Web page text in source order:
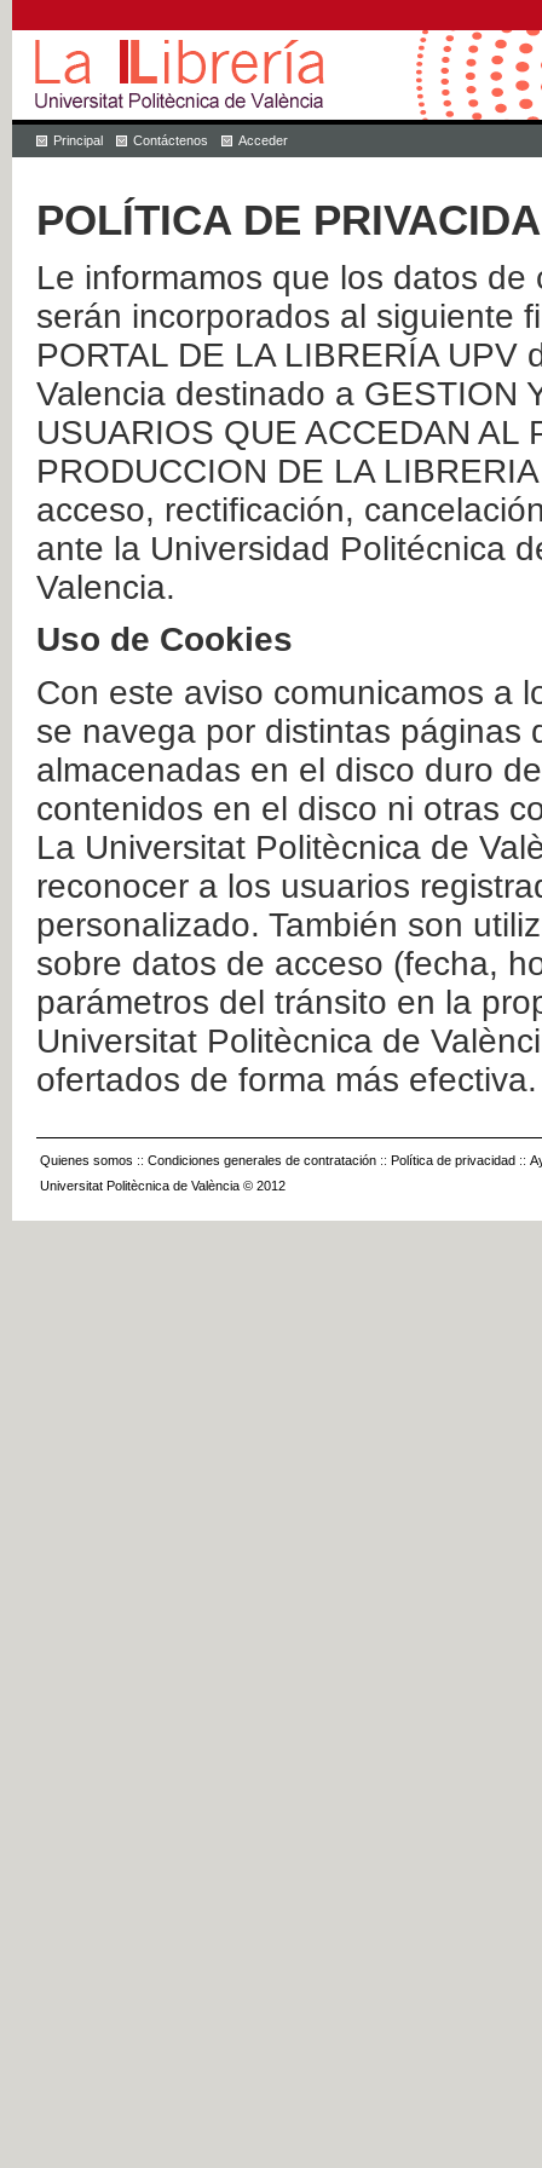
Principal Contáctenos Acceder
POLÍTICA DE
Le informamos que los datos
serán incorporados al siguiente
PORTAL DE LA LIBRERÍA
Valencia destinado a GESTION
USUARIOS QUE ACCEDAN AL
PRODUCCION DE LA
acceso, rectificación,
ante la Universidad Politécnica
Valencia.
Uso de Cookies
Con este aviso comunicamos a
se navega por distintas páginas
almacenadas en el disco duro
contenidos en el disco ni otras
La Universitat Politècnica de
reconocer a los usuarios
personalizado. También son
sobre datos de acceso (fecha,
parámetros del tránsito en la
Universitat Politècnica de
ofertados de forma más efectiva.
Quienes somos :: Condiciones generales de contratación :: Política de privacidad ::
Universitat Politècnica de València © 2012